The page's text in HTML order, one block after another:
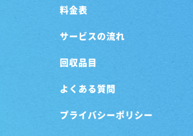
料金表
サービスの流れ
回収品目
よくある質問
プライバシーポリシー